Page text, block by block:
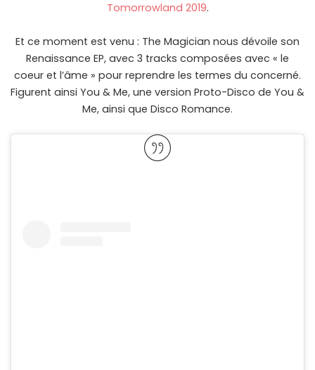
Tomorrowland 2019.
Et ce moment est venu : The Magician nous dévoile son
Renaissance EP, avec 3 tracks composées avec « le
coeur et l’âme » pour reprendre les termes du concerné.
Figurent ainsi You & Me, une version Proto-Disco de You &
Me, ainsi que Disco Romance.